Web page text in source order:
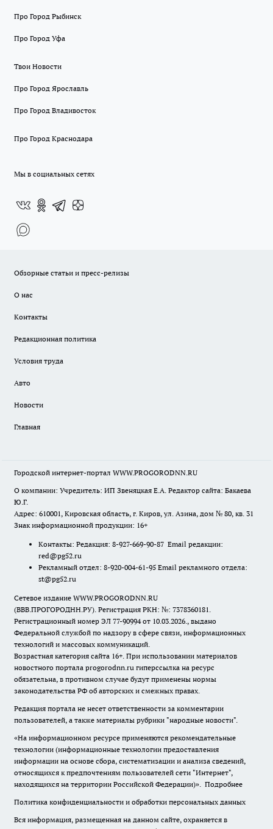
Про Город Рыбинск
Про Город Уфа
Твои Новости
Про Город Ярославль
Про Город Владивосток
Про Город Краснодара
Мы в социальных сетях
Обзорные статьи и пресс-релизы
О нас
Контакты
Редакционная политика
Условия труда
Авто
Новости
Главная
Городской интернет-портал WWW.PROGORODNN.RU
О компании: Учредитель: ИП Звеняцкая Е.А. Редактор сайта: Бакаева
Ю.Г.
Адрес: 610001, Кировская область, г. Киров, ул. Азина, дом № 80, кв. 31
Знак информационной продукции: 16+
Контакты: Редакция: 8-927-669-90-87 Email редакции:
red@pg52.ru
Рекламный отдел: 8-920-004-61-95 Email рекламного отдела:
st@pg52.ru
Сетевое издание WWW.PROGORODNN.RU
(ВВВ.ПРОГОРОДНН.РУ). Регистрация РКН: №: 7378360181.
Регистрационный номер ЭЛ 77-90994 от 10.03.2026., выдано
Федеральной службой по надзору в сфере связи, информационных
технологий и массовых коммуникаций.
Возрастная категория сайта 16+. При использовании материалов
новостного портала progorodnn.ru гиперссылка на ресурс
обязательна, в противном случае будут применены нормы
законодательства РФ об авторских и смежных правах.
Редакция портала не несет ответственности за комментарии
пользователей, а также материалы рубрики "народные новости".
«На информационном ресурсе применяются рекомендательные
технологии (информационные технологии предоставления
информации на основе сбора, систематизации и анализа сведений,
относящихся к предпочтениям пользователей сети "Интернет",
находящихся на территории Российской Федерации)». Подробнее
Политика конфиденциальности и обработки персональных данных
Вся информация, размещенная на данном сайте, охраняется в